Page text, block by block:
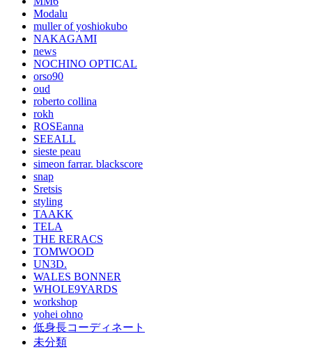
Modalu
muller of yoshiokubo
NAKAGAMI
news
NOCHINO OPTICAL
orso90
oud
roberto collina
rokh
ROSEanna
SEEALL
sieste peau
simeon farrar. blackscore
snap
Sretsis
styling
TAAKK
TELA
THE RERACS
TOMWOOD
UN3D.
WALES BONNER
WHOLE9YARDS
workshop
yohei ohno
低身長コーディネート
未分類